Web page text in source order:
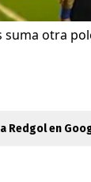
suma otra
Redgol en